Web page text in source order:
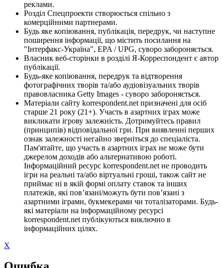
реклами.
Розділ Спецпроекти створюється спільно з
комерційними партнерами.
Будь яке копіювання, публікація, передрук, чи наступне
поширення інформації, що містить посилання на
"Інтерфакс-Україна", EPA / UPG, суворо забороняється.
Власник веб-сторінки в розділі Я-Корреспондент є автор
публікації.
Будь-яке копіювання, передрук та відтворення
фотографічних творів та/або аудіовізуальних творів
правовласника Getty Images - суворо забороняється.
Матеріали сайту korrespondent.net призначені для осіб
старше 21 року (21+). Участь в азартних іграх може
викликати ігрову залежність. Дотримуйтесь правил
(принципів) відповідальної гри. При виявленні перших
ознак залежності негайно зверніться до спеціаліста.
Пам'ятайте, що участь в азартних іграх не може бути
джерелом доходів або альтернативою роботі.
Інформаційний ресурс korrespondent.net не проводить
ігри на реальні та/або віртуальні гроші, також сайт не
приймає ні в якій формі оплату ставок та інших
платежів, які пов’язані/можуть бути пов’язані з
азартними іграми, букмекерами чи тоталізаторами. Будь-
які матеріали на інформаційному ресурсі
korrespondent.net публікуються виключно в
інформаційних цілях.
X